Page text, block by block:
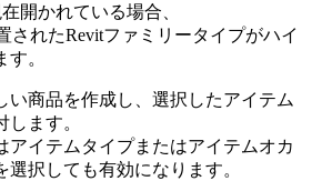
開かれている場合、
されたRevitファミリータイプがハイ
。
い商品を作成し、選択したアイテム
ます。
アイテムタイプまたはアイテムオカ
選択しても有効になります。